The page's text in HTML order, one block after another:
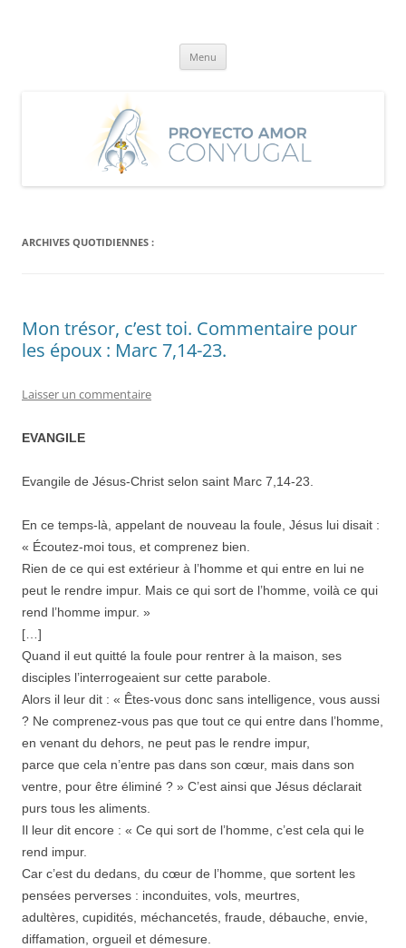
Menu
ARCHIVES QUOTIDIENNES :
Mon trésor, c’est toi. Commentaire pour
les époux : Marc 7,14-23.
Laisser un commentaire
EVANGILE
Evangile de Jésus-Christ selon saint Marc 7,14-23.
En ce temps-là, appelant de nouveau la foule, Jésus lui disait :
« Écoutez-moi tous, et comprenez bien.
Rien de ce qui est extérieur à l’homme et qui entre en lui ne
peut le rendre impur. Mais ce qui sort de l’homme, voilà ce qui
rend l’homme impur. »
[…]
Quand il eut quitté la foule pour rentrer à la maison, ses
disciples l’interrogeaient sur cette parabole.
Alors il leur dit : « Êtes-vous donc sans intelligence, vous aussi
? Ne comprenez-vous pas que tout ce qui entre dans l’homme,
en venant du dehors, ne peut pas le rendre impur,
parce que cela n’entre pas dans son cœur, mais dans son
ventre, pour être éliminé ? » C’est ainsi que Jésus déclarait
purs tous les aliments.
Il leur dit encore : « Ce qui sort de l’homme, c’est cela qui le
rend impur.
Car c’est du dedans, du cœur de l’homme, que sortent les
pensées perverses : inconduites, vols, meurtres,
adultères, cupidités, méchancetés, fraude, débauche, envie,
diffamation, orgueil et démesure.